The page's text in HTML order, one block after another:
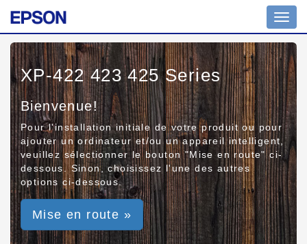
XP-422 423 425 Series
Bienvenue!
Pour l'installation initiale de votre produit ou pour
ajouter un ordinateur et/ou un appareil intelligent,
veuillez sélectionner le bouton "Mise en route" ci-
dessous. Sinon, choisissez l'une des autres
options ci-dessous.
Mise en route »